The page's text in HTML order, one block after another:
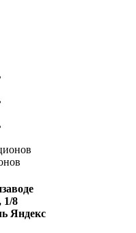
1/8
Яндекс